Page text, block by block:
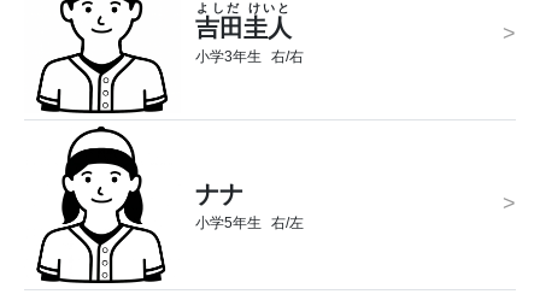
吉田圭人
よしだ けいと
小学3年生 右/右
>
ナナ
小学5年生 右/左
>